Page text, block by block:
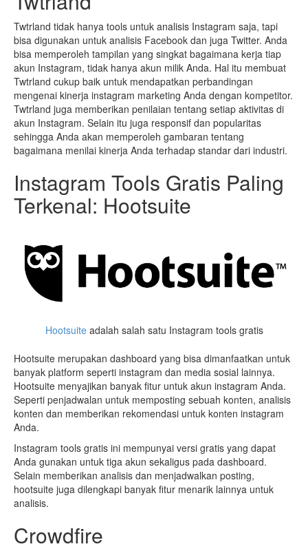
Twtrland tidak hanya tools untuk analisis Instagram saja, tapi
bisa digunakan untuk analisis Facebook dan juga Twitter. Anda
bisa memperoleh tampilan yang singkat bagaimana kerja tiap
akun Instagram, tidak hanya akun milik Anda. Hal itu membuat
Twtrland cukup baik untuk mendapatkan perbandingan
mengenai kinerja instagram marketing Anda dengan kompetitor.
Twtrland juga memberikan penilaian tentang setiap aktivitas di
akun Instagram. Selain itu juga responsif dan popularitas
sehingga Anda akan memperoleh gambaran tentang
bagaimana menilai kinerja Anda terhadap standar dari industri.
Instagram Tools Gratis Paling
Terkenal: Hootsuite
Hootsuiteadalah salah satu Instagram tools gratis
Hootsuite merupakan dashboard yang bisa dimanfaatkan untuk
banyak platform seperti instagram dan media sosial lainnya.
Hootsuite menyajikan banyak fitur untuk akun instagram Anda.
Seperti penjadwalan untuk memposting sebuah konten, analisis
konten dan memberikan rekomendasi untuk konten instagram
Anda.
Instagram tools gratis ini mempunyai versi gratis yang dapat
Anda gunakan untuk tiga akun sekaligus pada dashboard.
Selain memberikan analisis dan menjadwalkan posting,
hootsuite juga dilengkapi banyak fitur menarik lainnya untuk
analisis.
Crowdfire